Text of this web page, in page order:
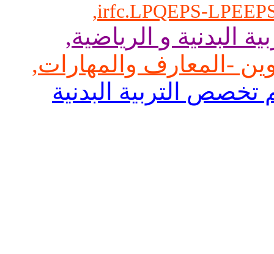
,
البدنية و الرياضية,
-المعارف والمهارات,
تخصص التربية البدنية